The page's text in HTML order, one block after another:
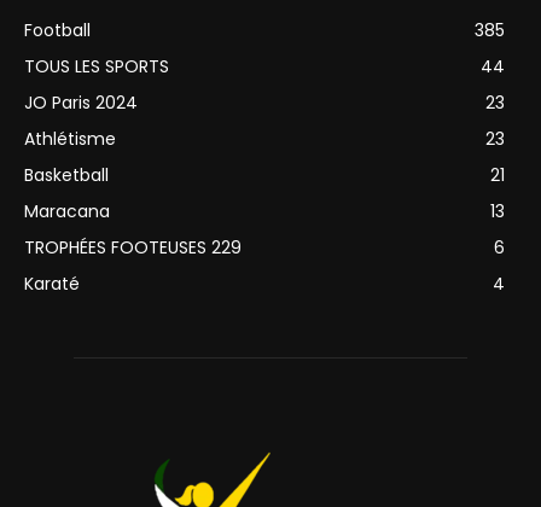
Football
385
TOUS LES SPORTS
44
JO Paris 2024
23
Athlétisme
23
Basketball
21
Maracana
13
TROPHÉES FOOTEUSES 229
6
Karaté
4